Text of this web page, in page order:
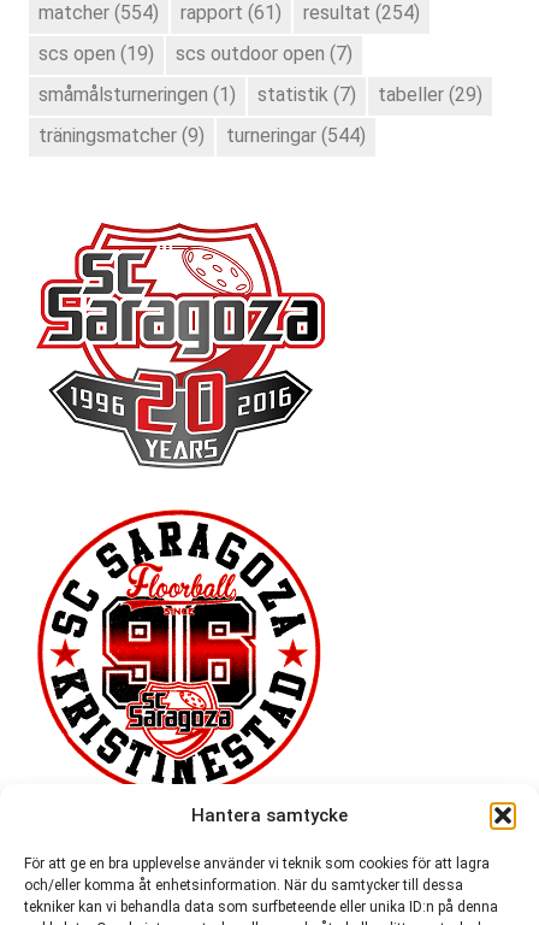
Hantera samtycke
För att ge en bra upplevelse använder vi teknik som cookies för att lagra
och/eller komma åt enhetsinformation. När du samtycker till dessa
tekniker kan vi behandla data som surfbeteende eller unika ID:n på denna
matcher (554) rapport (61) resultat (254)
scs open (19) scs outdoor open (7)
småmålsturneringen (1) statistik (7) tabeller (29)
träningsmatcher (9) turneringar (544)